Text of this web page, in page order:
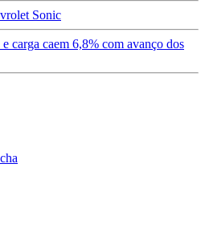
Sonic
carga caem 6,8% com avanço dos